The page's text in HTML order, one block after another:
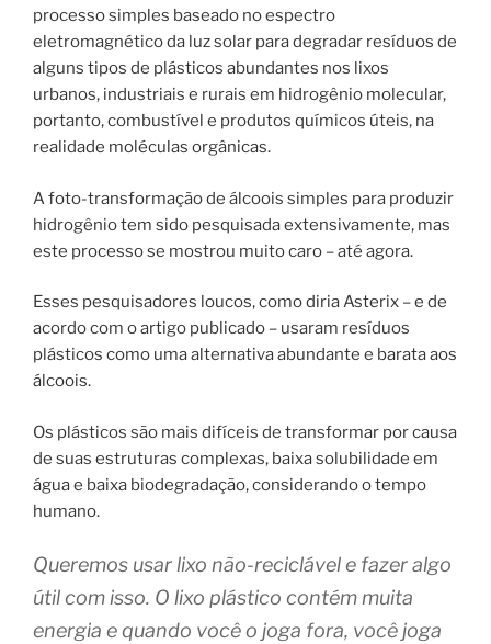
processo simples baseado no espectro
eletromagnético da luz solar para degradar resíduos de
alguns tipos de plásticos abundantes nos lixos
urbanos, industriais e rurais em hidrogênio molecular,
portanto, combustível e produtos químicos úteis, na
realidade moléculas orgânicas.
A foto-transformação de álcoois simples para produzir
hidrogênio tem sido pesquisada extensivamente, mas
este processo se mostrou muito caro – até agora.
Esses pesquisadores loucos, como diria Asterix – e de
acordo com o artigo publicado – usaram resíduos
plásticos como uma alternativa abundante e barata aos
álcoois.
Os plásticos são mais difíceis de transformar por causa
de suas estruturas complexas, baixa solubilidade em
água e baixa biodegradação, considerando o tempo
humano.
Queremos usar lixo não-reciclável e fazer algo
útil com isso. O lixo plástico contém muita
energia e quando você o joga fora, você joga